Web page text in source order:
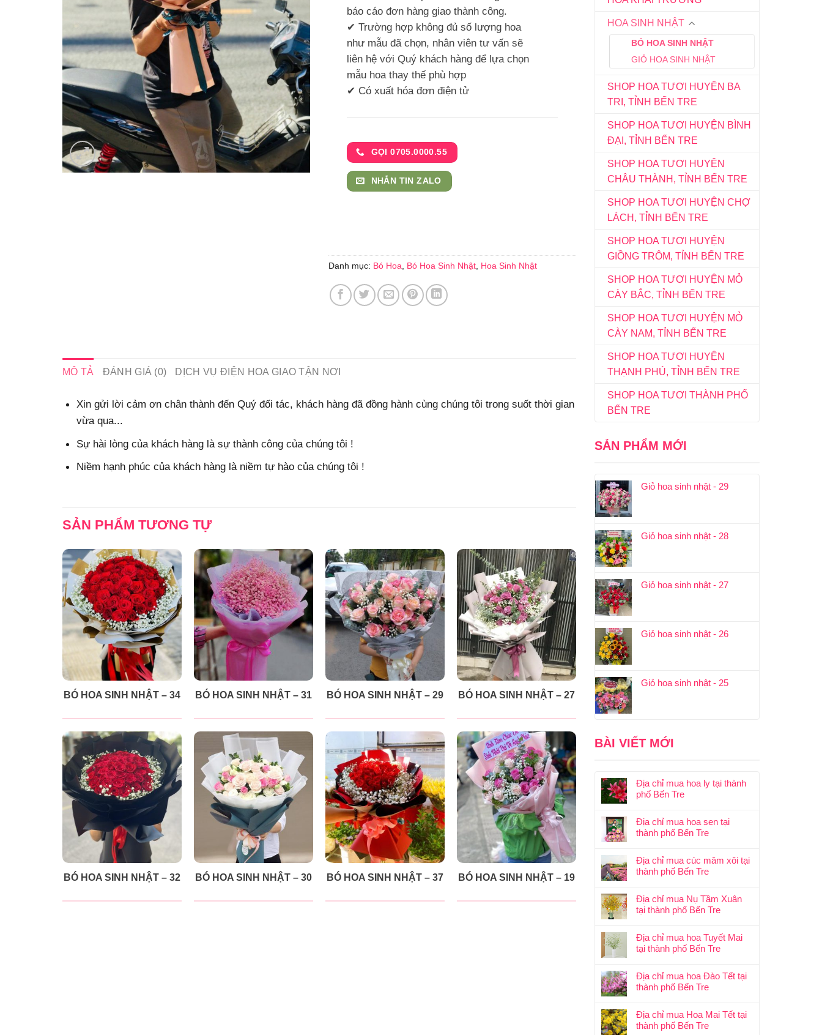
HOA SINH NHẬT
BÓ HOA SINH NHẬT
GIỎ HOA SINH NHẬT
SHOP HOA TƯƠI HUYỆN BA
TRI, TỈNH BẾN TRE
SHOP HOA TƯƠI HUYỆN BÌNH
ĐẠI, TỈNH BẾN TRE
SHOP HOA TƯƠI HUYỆN
CHÂU THÀNH, TỈNH BẾN TRE
SHOP HOA TƯƠI HUYỆN CHỢ
LÁCH, TỈNH BẾN TRE
SHOP HOA TƯƠI HUYỆN
GIỒNG TRÔM, TỈNH BẾN TRE
SHOP HOA TƯƠI HUYỆN MỎ
CÀY BẮC, TỈNH BẾN TRE
SHOP HOA TƯƠI HUYỆN MỎ
CÀY NAM, TỈNH BẾN TRE
SHOP HOA TƯƠI HUYỆN
THẠNH PHÚ, TỈNH BẾN TRE
SHOP HOA TƯƠI THÀNH PHỐ
BẾN TRE
SẢN PHẨM MỚI
Giỏ hoa sinh nhật - 29
Giỏ hoa sinh nhật - 28
Giỏ hoa sinh nhật - 27
Giỏ hoa sinh nhật - 26
Giỏ hoa sinh nhật - 25
BÀI VIẾT MỚI
Địa chỉ mua hoa ly tại thành
phố Bến Tre
Địa chỉ mua hoa sen tại
thành phố Bến Tre
Địa chỉ mua cúc mâm xôi tại
thành phố Bến Tre
Địa chỉ mua Nụ Tầm Xuân
tại thành phố Bến Tre
Địa chỉ mua hoa Tuyết Mai
tại thành phố Bến Tre
Địa chỉ mua hoa Đào Tết tại
thành phố Bến Tre
Địa chỉ mua Hoa Mai Tết tại
thành phố Bến Tre
báo cáo đơn hàng giao thành công.
✔ Trường hợp không đủ số lượng hoa
như mẫu đã chọn, nhân viên tư vấn sẽ
liên hệ với Quý khách hàng để lựa chọn
mẫu hoa thay thế phù hợp
✔ Có xuất hóa đơn điện tử
GỌI 0705.0000.55
NHẮN TIN ZALO
Danh mục: Bó Hoa Bó Hoa Sinh Nhật Hoa Sinh Nhật
MÔ TẢ ĐÁNH GIÁ (0) DỊCH VỤ ĐIỆN HOA GIAO TẬN NƠI
Xin gửi lời cảm ơn chân thành đến Quý đối tác, khách hàng đã đồng hành cùng chúng tôi trong suốt thời gian
vừa qua...
Sự hài lòng của khách hàng là sự thành công của chúng tôi !
Niềm hạnh phúc của khách hàng là niềm tự hào của chúng tôi !
SẢN PHẨM TƯƠNG TỰ
BÓ HOA SINH NHẬT – 34 BÓ HOA SINH NHẬT – 31 BÓ HOA SINH NHẬT – 29 BÓ HOA SINH NHẬT – 27
BÓ HOA SINH NHẬT – 32 BÓ HOA SINH NHẬT – 30 BÓ HOA SINH NHẬT – 37 BÓ HOA SINH NHẬT – 19